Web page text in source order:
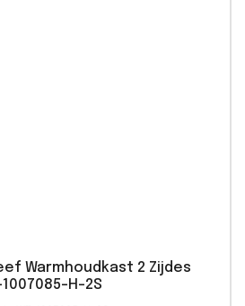
Warmhoudkast 2 Zijdes
H-2S